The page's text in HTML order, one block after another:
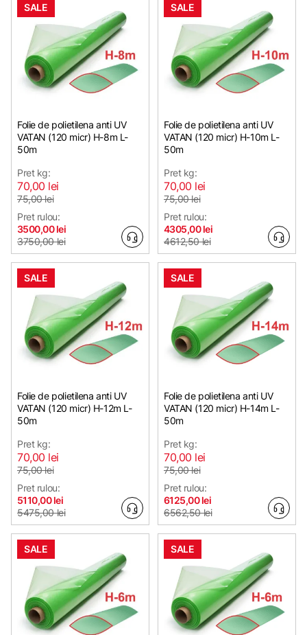
SALE
Folie de polietilena anti UV
VATAN (120 micr) H-8m L-
50m
Pret kg:
70,00 lei
75,00 lei
Pret rulou:
3500,00 lei
3750,00 lei
SALE
Folie de polietilena anti UV
VATAN (120 micr) H-10m L-
50m
Pret kg:
70,00 lei
75,00 lei
Pret rulou:
4305,00 lei
4612,50 lei
SALE
Folie de polietilena anti UV
VATAN (120 micr) H-12m L-
50m
Pret kg:
70,00 lei
75,00 lei
Pret rulou:
5110,00 lei
5475,00 lei
SALE
Folie de polietilena anti UV
VATAN (120 micr) H-14m L-
50m
Pret kg:
70,00 lei
75,00 lei
Pret rulou:
6125,00 lei
6562,50 lei
SALE SALE